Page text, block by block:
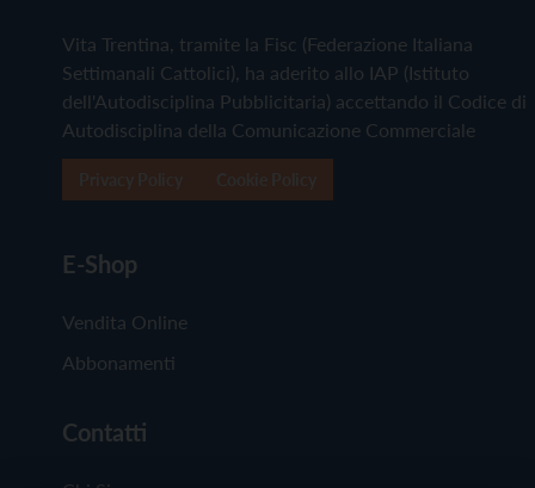
Vita Trentina, tramite la Fisc (Federazione Italiana
Settimanali Cattolici), ha aderito allo IAP (Istituto
dell'Autodisciplina Pubblicitaria) accettando il Codice di
Autodisciplina della Comunicazione Commerciale
E-Shop
Vendita Online
Abbonamenti
Contatti